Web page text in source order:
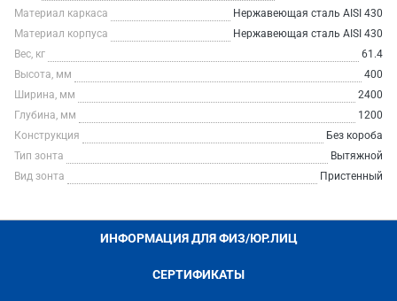
Материал каркаса
Нержавеющая сталь AISI 430
Материал корпуса
Нержавеющая сталь AISI 430
Вес, кг
61.4
Высота, мм
400
Ширина, мм
2400
Глубина, мм
1200
Конструкция
Без короба
Тип зонта
Вытяжной
Вид зонта
Пристенный
ИНФОРМАЦИЯ ДЛЯ ФИЗ/ЮР.ЛИЦ
СЕРТИФИКАТЫ